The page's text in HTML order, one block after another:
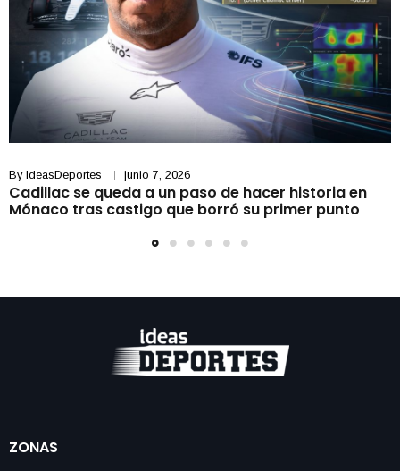
By IdeasDeportes junio 7, 2026
Cadillac se queda a un paso de hacer historia en
Mónaco tras castigo que borró su primer punto
ZONAS